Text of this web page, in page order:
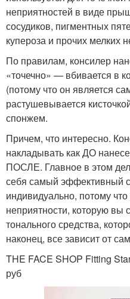
неприятностей в виде
сосудиков, пигментных
купероза и прочих мелких
По правилам, консилер
«точечно» — вбивается в
(потому что он является
растушевывается
спонжем.
Причем, что интересно.
накладывать как ДО
ПОСЛЕ. Главное в этом
себя самый эффективный
индивидуально, потому
неприятности, которую вы
тонального средства,
наконец, все зависит от
THE FACE SHOP Fitting
руб